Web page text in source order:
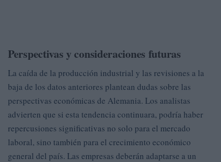
Perspectivas y consideraciones futuras
La caída de la producción industrial y las revisiones a la
baja de los datos anteriores plantean dudas sobre las
perspectivas económicas de Alemania. Los analistas
advierten que si esta tendencia continuara, podría haber
repercusiones significativas no solo para el mercado
laboral, sino también para el crecimiento económico
general del país. Las empresas deberán adaptarse a un